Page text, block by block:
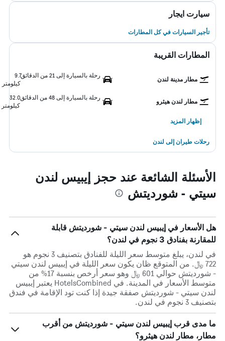
سيارت ايجار
تأجير السيارات في كل المطارات
المطارات القريبة
مطار مدينة لندن
رحلة بالسيارة إلى 21 من الدقائق
9.7
كيلومتر
مطار لندن هيثرو
رحلة بالسيارة إلى 48 من الدقائق
32.0
كيلومتر
إظهار المزيد
رحلات طيران إلى لندن
الأسئلة الشائعة عند حجز إيبيس لندن
سيتي - شورديتش
هل الأسعار في إيبيس لندن سيتي - شورديتش قابلة
للمقارنة بفنادق 3 نجوم في لندن؟
في لندن، يبلغ متوسط ​​سعر الليلة للفنادق بتصنيف 3 نجوم هو
722 ﷼. من المتوقع ظان يكون سعر الليلة في إيبيس لندن سيتي
- شورديتش حوالي 601 ﷼ وهو سعر أرخص بنسبة 17% من
متوسط الأسعار في المدينة. في HotelsCombined يعتبر إيبيس
لندن سيتي - شورديتش صفقة جيدة إذا كنت تود الإقامة في فندق
بتصنيف 3 نجوم في لندن.
ما مدى قرب إيبيس لندن سيتي - شورديتش من أقرب
مطار، مطار لندن هيثرو؟